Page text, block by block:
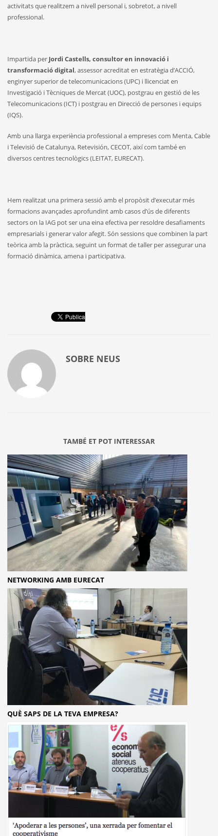
activitats que realitzem a nivell personal i, sobretot, a nivell
professional.
Impartida per Jordi Castells, consultor en innovació i
transformació digital, assessor acreditat en estratègia d’ACCIÓ,
enginyer superior de telecomunicacions (UPC) i llicenciat en
Investigació i Tècniques de Mercat (UOC), postgrau en gestió de les
Telecomunicacions (ICT) i postgrau en Direcció de persones i equips
(IQS).
Amb una llarga experiència professional a empreses com Menta, Cable
i Televisió de Catalunya, Retevisión, CECOT, així com també en
diversos centres tecnològics (LEITAT, EURECAT).
Hem realitzat una primera sessió amb el propòsit d’executar més
formacions avançades aprofundint amb casos d’ús de diferents
sectors on la IAG pot ser una eina efectiva per resoldre desafiaments
empresarials i generar valor afegit. Són sessions que combinen la part
teòrica amb la pràctica, seguint un format de taller per assegurar una
formació dinàmica, amena i participativa.
SOBRE NEUS
TAMBÉ ET POT INTERESSAR
NETWORKING AMB EURECAT
QUÈ SAPS DE LA TEVA EMPRESA?